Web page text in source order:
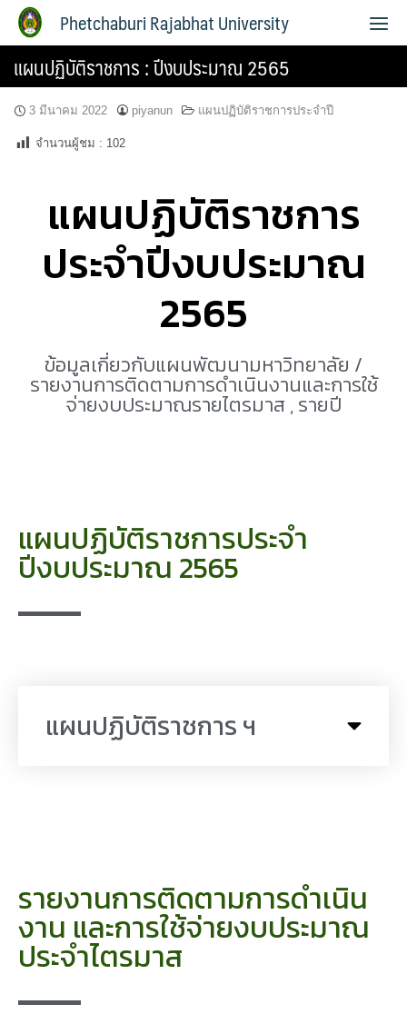
Phetchaburi Rajabhat University
แผนปฏิบัติราชการ : ปีงบประมาณ 2565
3 มีนาคม 2022 piyanun แผนปฏิบัติราชการประจำปี
จำนวนผู้ชม : 102
แผนปฏิบัติราชการ
ประจำปีงบประมาณ
2565
ข้อมูลเกี่ยวกับแผนพัฒนามหาวิทยาลัย /
รายงานการติดตามการดำเนินงานและการใช้
จ่ายงบประมาณรายไตรมาส , รายปี
แผนปฏิบัติราชการประจำ
ปีงบประมาณ 2565
แผนปฏิบัติราชการ ฯ
รายงานการติดตามการดำเนิน
งาน และการใช้จ่ายงบประมาณ
ประจำไตรมาส